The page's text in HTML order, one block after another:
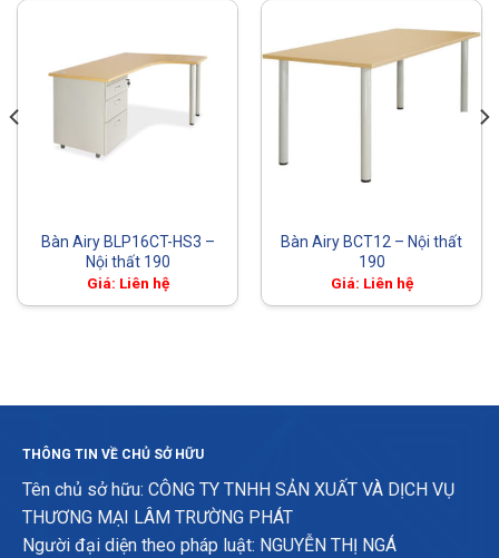
Bàn Airy BLP16CT-HS3 –
Nội thất 190
Giá: Liên hệ
Bàn Airy BCT12 – Nội thất
190
Giá: Liên hệ
THÔNG TIN VỀ CHỦ SỞ HỮU
Tên chủ sở hữu: CÔNG TY TNHH SẢN XUẤT VÀ DỊCH VỤ
THƯƠNG MẠI LÂM TRƯỜNG PHÁT
Người đại diện theo pháp luật: NGUYỄN THỊ NGÁ